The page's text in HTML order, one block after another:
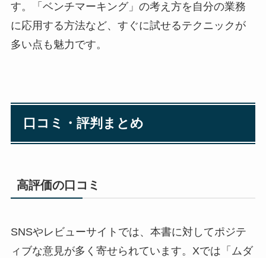
す。「ベンチマーキング」の考え方を自分の業務
に応用する方法など、すぐに試せるテクニックが
多い点も魅力です。
口コミ・評判まとめ
高評価の口コミ
SNSやレビューサイトでは、本書に対してポジテ
ィブな意見が多く寄せられています。Xでは「ムダ